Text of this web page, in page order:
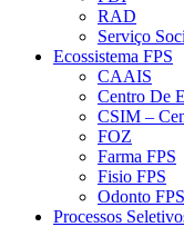
RAD
Serviço
Ecossistema FPS
CAAIS
Centro De
CSIM –
FOZ
Farma FPS
Fisio FPS
Odonto FPS
Processos